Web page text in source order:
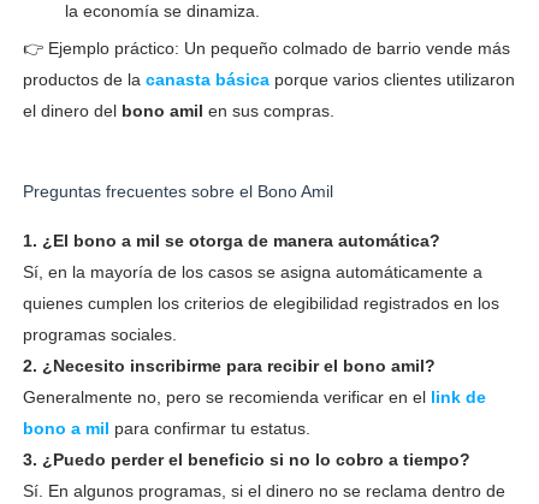
la economía se dinamiza.
👉 Ejemplo práctico: Un pequeño colmado de barrio vende más
productos de la canasta básicaporque varios clientes utilizaron
el dinero del bono amil en sus compras.
Preguntas frecuentes sobre el Bono Amil
1. ¿El bono a mil se otorga de manera automática?
Sí, en la mayoría de los casos se asigna automáticamente a
quienes cumplen los criterios de elegibilidad registrados en los
programas sociales.
2. ¿Necesito inscribirme para recibir el bono amil?
Generalmente no, pero se recomienda verificar en el link de
bono a mil para confirmar tu estatus.
3. ¿Puedo perder el beneficio si no lo cobro a tiempo?
Sí. En algunos programas, si el dinero no se reclama dentro de